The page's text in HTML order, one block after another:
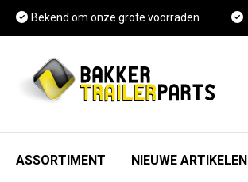
Bekend om onze grote voorraden
ASSORTIMENT NIEUWE ARTIKELEN